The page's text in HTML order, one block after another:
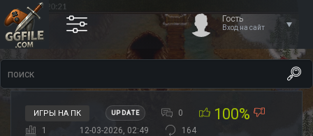
Гость
Вход на сайт
ИГРЫ НА ПК UPDATE 0 100%
1 12-03-2026, 02:49 164